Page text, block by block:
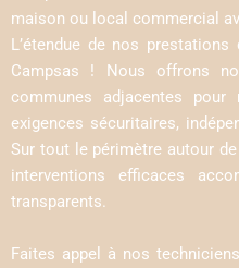
maison ou local commercial
L’étendue de nos
Campsas ! Nous offrons
communes adjacentes pour
exigences sécuritaires,
Sur tout le périmètre autour
interventions efficaces
transparents.
Faites appel à nos